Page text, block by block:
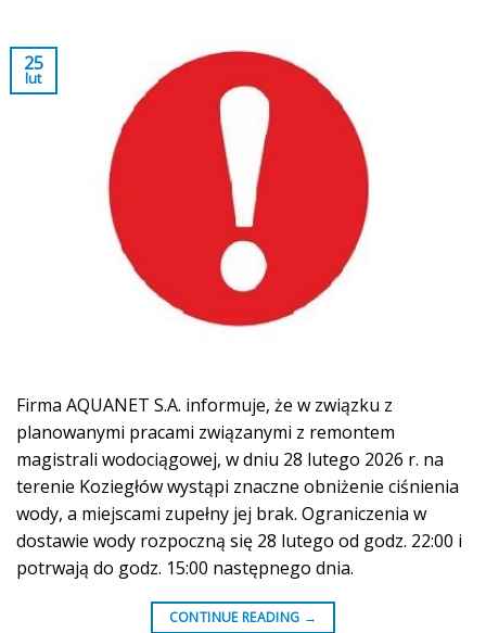
25
lut
Firma AQUANET S.A. informuje, że w związku z
planowanymi pracami związanymi z remontem
magistrali wodociągowej, w dniu 28 lutego 2026 r. na
terenie Koziegłów wystąpi znaczne obniżenie ciśnienia
wody, a miejscami zupełny jej brak. Ograniczenia w
dostawie wody rozpoczną się 28 lutego od godz. 22:00 i
potrwają do godz. 15:00 następnego dnia.
CONTINUE READING →